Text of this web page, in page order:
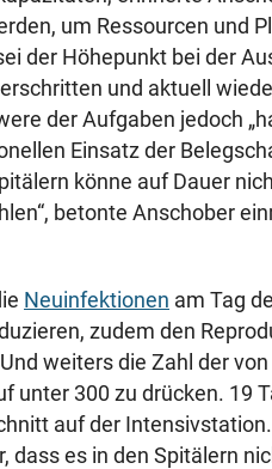
um Ressourcen und
der Höhepunkt bei der
und aktuell
der Aufgaben jedoch
Einsatz der
könne auf Dauer
betonte Anschober
Neuinfektionen am Tag
zudem den
weiters die Zahl der
unter 300 zu drücken. 19
auf der
dass es in den Spitälern